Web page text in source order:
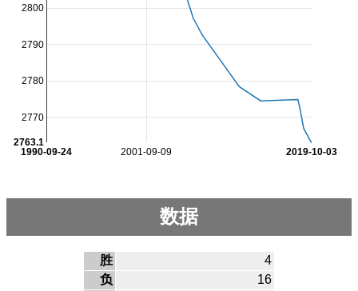
2001-09-09
1990-09-24 2019-10-03
2770
2780
2790
2800
2763.1
数据
胜
4
负
16